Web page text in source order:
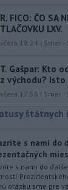
R. FICO: ČO SA
TLAČOVKU LXV.
včera 18:24 | Smer -
T. Gašpar: Kto
z východu? Isto
včera 17:56 | Smer -
štátnych
s nami do
s nami do
otázku sme pre